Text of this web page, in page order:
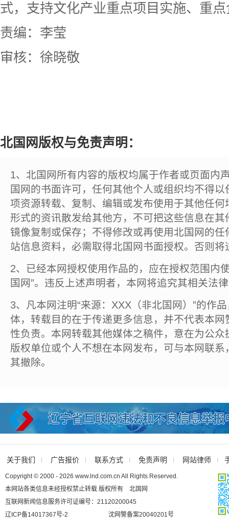
式，支持文化产业重点项目实施、重
责编：李莹
审核：徐晓敬
北国网版权与免责声明：
1、北国网所有内容的版权均属于作者或页面内
国网的书面许可，任何其他个人或组织均不得
项资源转载、复制、编辑或发布使用于其他任
形式的资讯散发给其他方，不可把这些信息在
镜像复制或保存；不得修改或再使用北国网的
站信息资料，必需取得北国网书面授权。否则将
2、已经本网授权使用作品的，应在授权范围内
国网”。违反上述声明者，本网将追究其相关法
3、凡本网注明“来源：XXX（非北国网）”的作
体，转载目的在于传递更多信息，并不代表本
性负责。本网转载其他媒体之稿件，意在为公
版权单位或个人不想在本网发布，可与本网联
其撤除。
关于我们 广告报价 联系方式 免责声明 网站律师
Copyright © 2000 - 2026 www.lnd.com.cn All Rights Reserved.
本网站各类信息未经授权禁止转载 版权所有 北国网
互联网新闻信息服务许可证编号：21120200045
辽ICP备14017367号-2
沈网警备案20040201号